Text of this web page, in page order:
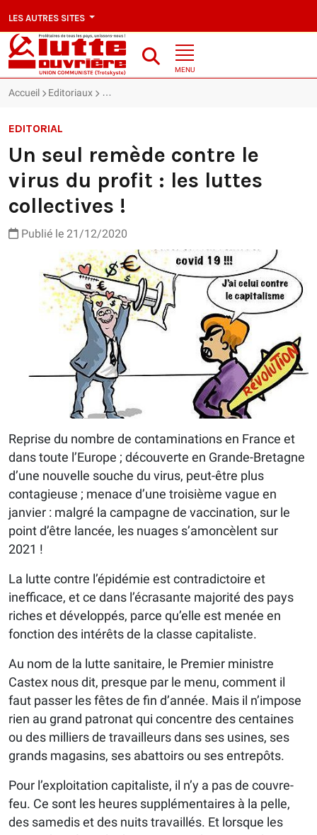
LES AUTRES SITES
MENU
Accueil Editoriaux Un seul remède contre le virus du profit : les
EDITORIAL
Un seul remède contre le
virus du profit : les luttes
collectives !
Publié le 21/12/2020
Reprise du nombre de contaminations en France et
dans toute l’Europe ; découverte en Grande-Bretagne
d’une nouvelle souche du virus, peut-être plus
contagieuse ; menace d’une troisième vague en
janvier : malgré la campagne de vaccination, sur le
point d’être lancée, les nuages s’amoncèlent sur
2021 !
La lutte contre l’épidémie est contradictoire et
inefficace, et ce dans l’écrasante majorité des pays
riches et développés, parce qu’elle est menée en
fonction des intérêts de la classe capitaliste.
Au nom de la lutte sanitaire, le Premier ministre
Castex nous dit, presque par le menu, comment il
faut passer les fêtes de fin d’année. Mais il n’impose
rien au grand patronat qui concentre des centaines
ou des milliers de travailleurs dans ses usines, ses
grands magasins, ses abattoirs ou ses entrepôts.
Pour l’exploitation capitaliste, il n’y a pas de couvre-
feu. Ce sont les heures supplémentaires à la pelle,
des samedis et des nuits travaillés. Et lorsque les